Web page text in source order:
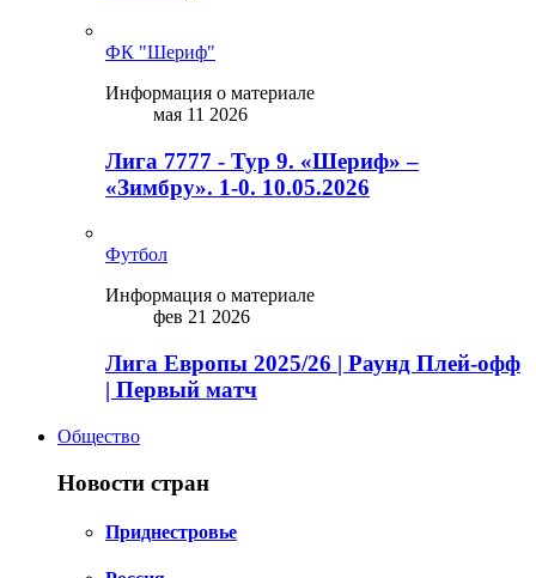
ФК "Шериф"
Информация о материале
мая 11 2026
Лига 7777 - Тур 9. «Шериф» –
«Зимбру». 1-0. 10.05.2026
Футбол
Информация о материале
фев 21 2026
Лига Европы 2025/26 | Раунд Плей-офф
| Первый матч
Общество
Новости стран
Приднестровье